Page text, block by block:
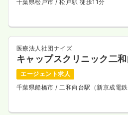
千葉県松戸市 / 松戸駅 徒歩11分
医療法人社団ナイズ
キャップスクリニック二
エージェント求人
千葉県船橋市 / 二和向台駅（新京成電